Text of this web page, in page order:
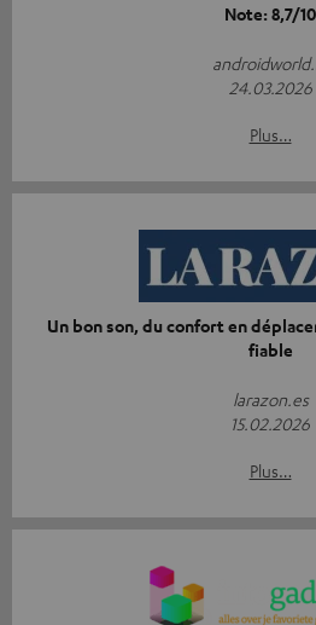
Note: 8,7/10
24.03.2026
Plus…
Un bon son, du confort en
fiable
larazon.es
15.02.2026
Plus…